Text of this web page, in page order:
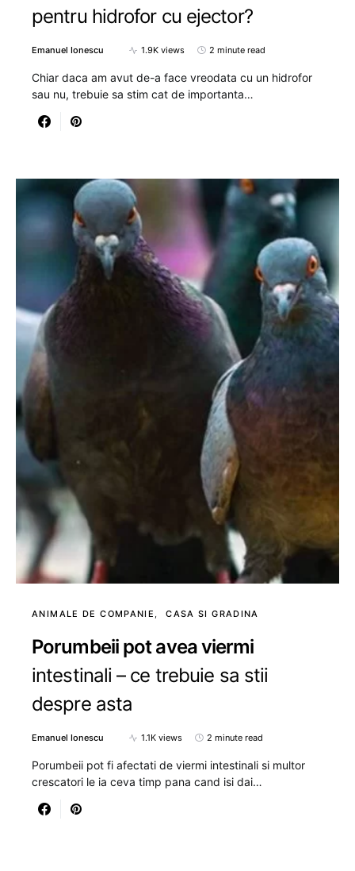
pentru hidrofor cu ejector?
Emanuel Ionescu 1.9K views 2 minute read
Chiar daca am avut de-a face vreodata cu un hidrofor
sau nu, trebuie sa stim cat de importanta…
ANIMALE DE COMPANIE CASA SI GRADINA
Porumbeii pot avea viermi
intestinali – ce trebuie sa stii
despre asta
Emanuel Ionescu 1.1K views 2 minute read
Porumbeii pot fi afectati de viermi intestinali si multor
crescatori le ia ceva timp pana cand isi dai…